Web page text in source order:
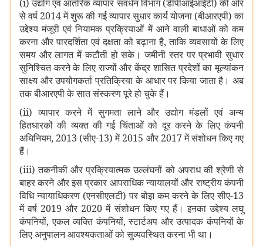
(i) उद्योग एवं आंतरिक व्यापार संवर्धन विभाग (डीपीआईआईटी) की ओर
से वर्ष 2014 में शुरू की गई व्यापार सुधार कार्य योजना (बीआरएपी) का
उद्देश्य मंजूरी एवं नियामक प्रक्रियाओं में आने वाली बाधाओं को कम
करना और पारदर्शिता एवं दक्षता को बढ़ाना है, ताकि व्यवसायों के लिए
समय और लागत में कटौती हो सके। जमीनी स्तर पर प्रभावी सुधार
सुनिश्चित करने के लिए राज्यों और केंद्र शासित प्रदेशों का मूल्यांकन
साक्ष्य और उपयोगकर्ता प्रतिक्रिया के आधार पर किया जाता है। अब
तक बीआरएपी के सात संस्करण पूरे हो चुके हैं।
(ii) व्यापार करने में सुगमता लाने और उद्योग मंडलों एवं अन्य
हितधारकों की व्यक्त की गई चिंताओं को दूर करने के लिए कंपनी
अधिनियम, 2013 (सीए-13) में 2015 और 2017 में संशोधन किए गए
हैं।
(iii) तकनीकी और प्रक्रियात्मक उल्लंघनों को अपराध की श्रेणी से
बाहर करने और इस प्रकार आपराधिक न्यायालयों और राष्ट्रीय कंपनी
विधि न्यायाधिकरण (एनसीएलटी) पर बोझ कम करने के लिए सीए-13
में वर्ष 2019 और 2020 में संशोधन किए गए हैं। इनका उद्देश्य लघु
कंपनियों, एकल व्यक्ति कंपनियों, स्टार्टअप और उत्पादक कंपनियों के
लिए अनुपालन आवश्यकताओं को सुव्यवस्थित करना भी था।